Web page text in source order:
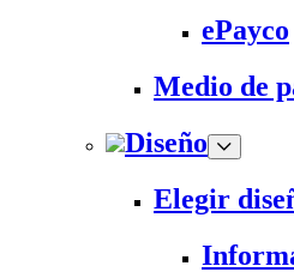
ePayco
Medio de
Diseño
Elegir